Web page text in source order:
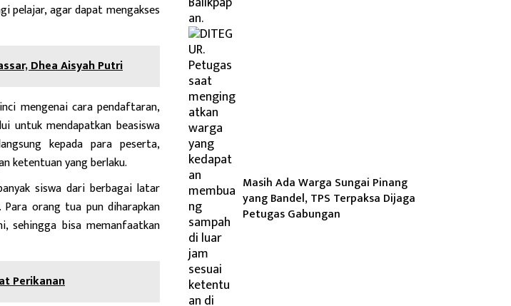
pelajar, agar dapat mengakses
Dhea Aisyah Putri
mengenai cara pendaftaran,
untuk mendapatkan beasiswa
kepada para peserta,
ketentuan yang berlaku.
siswa dari berbagai latar
orang tua pun diharapkan
sehingga bisa memanfaatkan
Perikanan
Masih Ada Warga Sungai Pinang
yang Bandel, TPS Terpaksa Dijaga
Petugas Gabungan